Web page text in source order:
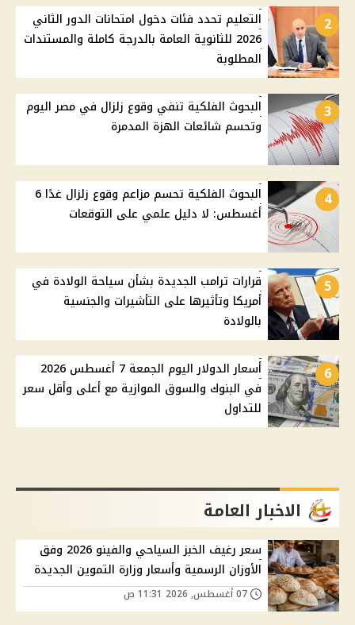
2
التعليم تحدد فئات دخول امتحانات الدور الثاني
2026 للثانوية العامة بالدرجة كاملة والمستندات
المطلوبة
3
البحوث الفلكية تنفي وقوع زلزال في مصر اليوم
وتحسم شائعات الهزة المدمرة
4
البحوث الفلكية تحسم مزاعم وقوع زلزال غدًا 6
أغسطس: لا دليل علمي على التوقعات
5
قرارات ترامب الجديدة بشأن سياحة الولادة في
أمريكا وتأثيرها على التأشيرات والجنسية
بالولادة
6
أسعار الدولار اليوم الجمعة 7 أغسطس 2026
في البنوك والسوق الموازية مع أعلى وأقل سعر
للتداول
الاخبار العامة
سعر رغيف الخبز السياحي والفينو 2026 وفق
الأوزان الرسمية وأسعار وزارة التموين الجديدة